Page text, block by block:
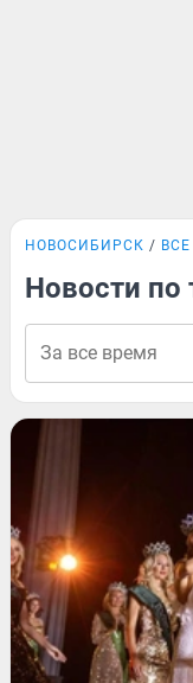
НОВОСИБИРСК
Новости по